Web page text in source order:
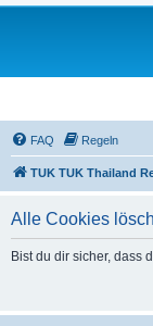
FAQ Regeln
TUK TUK Thailand
Alle Cookies
Bist du dir sicher, dass